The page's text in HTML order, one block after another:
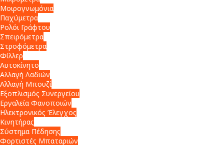
Μοιρογνωμόνια
Παχύμετρα
Ρολόι Γράφτου
Σπειρόμετρα
Στροφόμετρα
Φίλλερ
Αυτοκίνητο
Αλλαγή Λαδιών
Αλλαγή Μπουζί
Εξοπλισμός Συνεργείου
Εργαλεία Φανοποιών
Ηλεκτρονικός Έλεγχος
Κινητήρας
Σύστημα Πέδησης
Φορτιστές Μπαταριών